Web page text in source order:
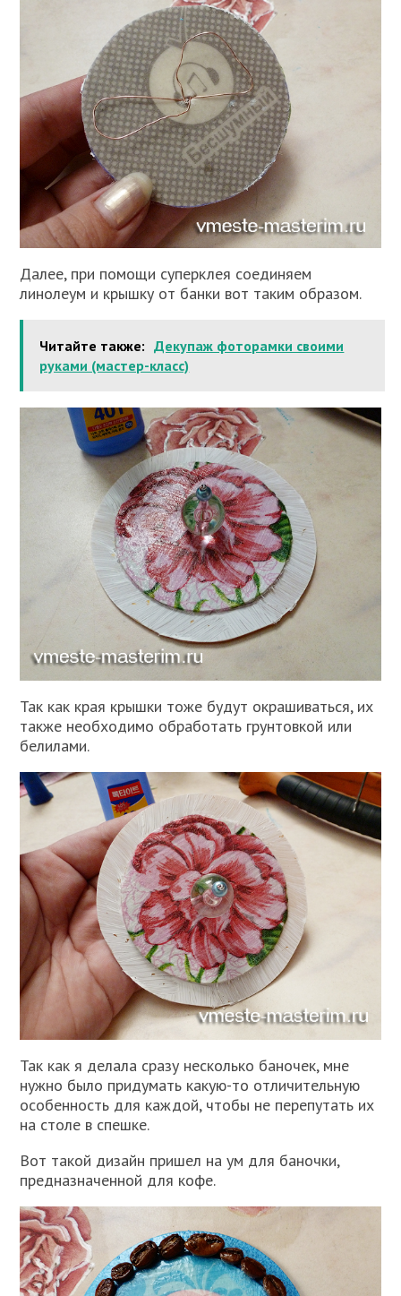
Далее, при помощи суперклея соединяем
линолеум и крышку от банки вот таким образом.
Читайте также: Декупаж фоторамки своими
руками (мастер-класс)
Так как края крышки тоже будут окрашиваться, их
также необходимо обработать грунтовкой или
белилами.
Так как я делала сразу несколько баночек, мне
нужно было придумать какую-то отличительную
особенность для каждой, чтобы не перепутать их
на столе в спешке.
Вот такой дизайн пришел на ум для баночки,
предназначенной для кофе.